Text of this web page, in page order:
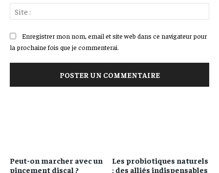
:
Enregistrer mon nom, email et site web dans ce navigateur pour
la prochaine fois que je commenterai.
Peut-on marcher avec un
pincement discal ?
Les probiotiques naturels
: des alliés indispensables